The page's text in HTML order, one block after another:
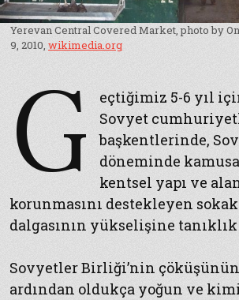
Yerevan Central Covered Market, photo by
9, 2010, wikimedia.org
G
eçtiğimiz 5-6 yıl
Sovyet
başkentlerinde,
döneminde
kentsel yapı ve
korunmasını destekleyen
dalgasının yükselişine
Sovyetler Birliği’nin
ardından oldukça yoğun ve